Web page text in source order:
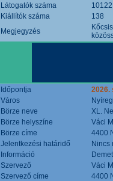
Látogatók száma
10122
Kiállítók száma
138
Megjegyzés
Időpontja
2026.
Város
Börze neve
XL.
Börze helyszíne
Váci
Börze címe
4400
Jelentkezési határidő
Nincs
Információ
Szervező
Váci
Szervező címe
4400